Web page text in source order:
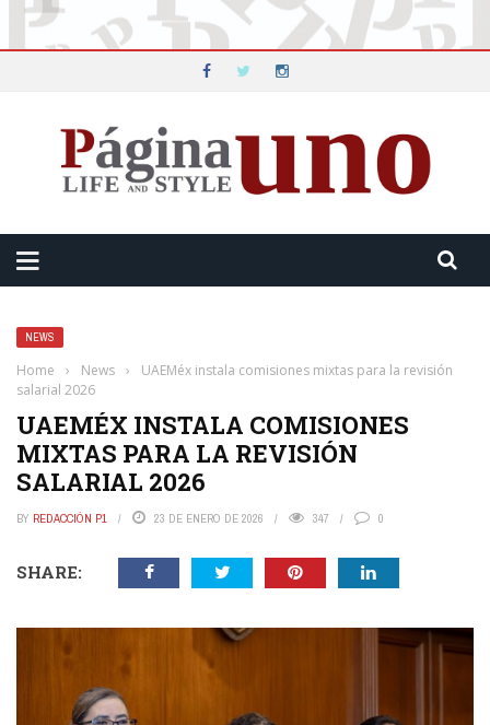
NEWS
Home › News ›
UAEMéx instala comisiones mixtas para la revisión
salarial 2026
UAEMÉX INSTALA COMISIONES
MIXTAS PARA LA REVISIÓN
SALARIAL 2026
BY REDACCIÓN P1 23 DE ENERO DE 2026 347 0
SHARE: